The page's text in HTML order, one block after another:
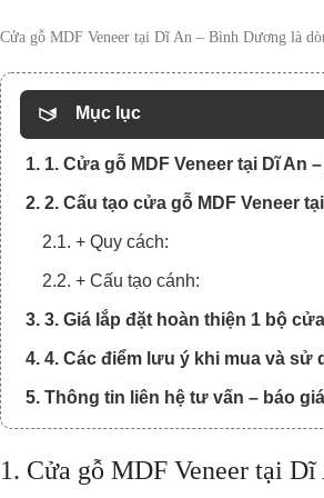
Cửa gỗ MDF Veneer tại Dĩ An – Bình Dương là
Mục lục
1. 1. Cửa gỗ MDF Veneer tại Dĩ An
2. 2. Cấu tạo cửa gỗ MDF Veneer
2.1. + Quy cách:
2.2. + Cấu tạo cánh:
3. 3. Giá lắp đặt hoàn thiện 1 bộ
4. 4. Các điểm lưu ý khi mua và sử
5. Thông tin liên hệ tư vấn – báo
1. Cửa gỗ MDF Veneer tại